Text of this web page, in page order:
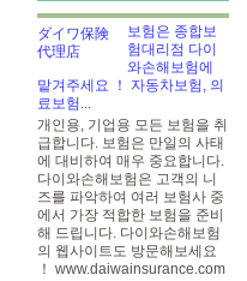
보험은 종합보
험대리점 다이
와손해보험에
맡겨주세요 ！ 자동차보험, 의
료보험...
개인용, 기업용 모든 보험을 취
급합니다. 보험은 만일의 사태
에 대비하여 매우 중요합니다.
다이와손해보험은 고객의 니
즈를 파악하여 여러 보험사 중
에서 가장 적합한 보험을 준비
해 드립니다. 다이와손해보험
의 웹사이트도 방문해보세요
！ www.daiwainsurance.com